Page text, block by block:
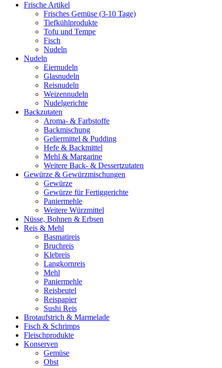
Frische Artikel
Frisches Gemüse (3-10 Tage)
Tiefkühlprodukte
Tofu und Tempe
Fisch
Nudeln
Nudeln
Eiernudeln
Glasnudeln
Reisnudeln
Weizennudeln
Nudelgerichte
Backzutaten
Aroma- & Farbstoffe
Backmischung
Geliermittel & Pudding
Hefe & Backmittel
Mehl & Margarine
Weitere Back- & Dessertzutaten
Gewürze & Gewürzmischungen
Gewürze
Gewürze für Fertiggerichte
Paniermehle
Weitere Würzmittel
Nüsse, Bohnen & Erbsen
Reis & Mehl
Basmatireis
Bruchreis
Klebreis
Langkornreis
Mehl
Paniermehle
Reisbeutel
Reispapier
Sushi Reis
Brotaufstrich & Marmelade
Fisch & Schrimps
Fleischprodukte
Konserven
Gemüse
Obst